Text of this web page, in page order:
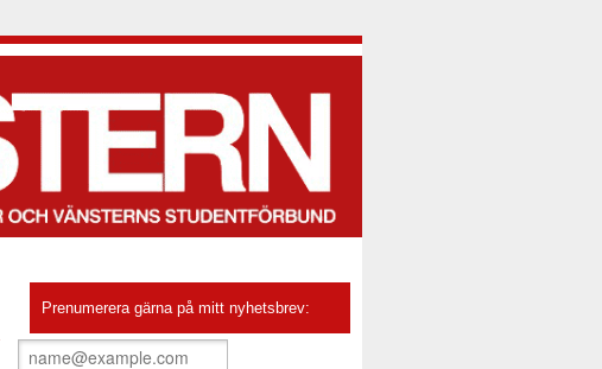
Prenumerera gärna på mitt nyhetsbrev: